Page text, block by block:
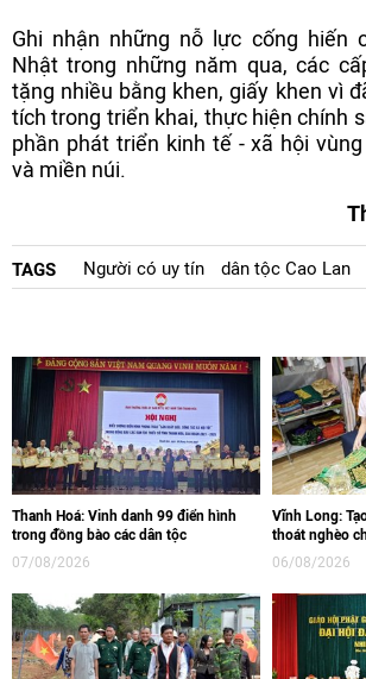
Ghi nhận những nỗ lực cống hiến
Nhật trong những năm qua, các
tặng nhiều bằng khen, giấy khen vì
tích trong triển khai, thực hiện chính
phần phát triển kinh tế - xã hội
và miền núi.
TAGS Người có uy tín dân tộc Cao Lan
Thanh Hoá: Vinh danh 99 điển hình
trong đồng bào các dân tộc
07/08/2026
Vĩnh Long:
thoát nghèo
06/08/2026